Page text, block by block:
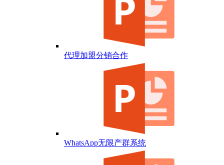
代理加盟分销合作
WhatsApp无限产群系统